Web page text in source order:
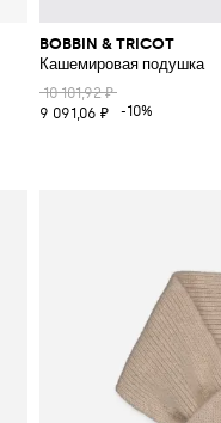
BOBBIN & TRICOT
Кашемировая подушка
10 101,92 ₽
9 091,06 ₽
-10%